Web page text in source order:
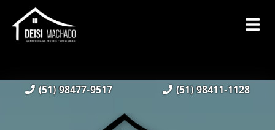
(51) 98477-9517 (51) 98411-1128